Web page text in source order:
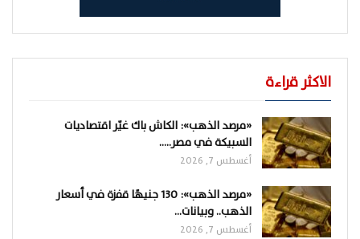
الاكثر قراءة
«مرصد الذهب»: الكاش باك غيّر اقتصاديات
السبيكة في مصر..…
أغسطس 7, 2026
«مرصد الذهب»: 130 جنيهًا قفزة في أسعار
الذهب.. وبيانات…
أغسطس 7, 2026